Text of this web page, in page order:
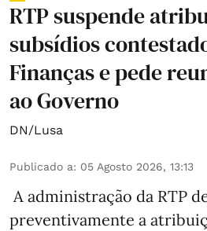
RTP suspende
subsídios
Finanças e pede
ao Governo
DN/Lusa
Publicado a: 05 Agosto 2026, 13:13
A administração da RTP
preventivamente a